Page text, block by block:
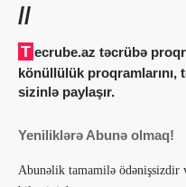
//
Tecrube.az təcrübə proqramlarını, pulsuz kursları,
könüllülük proqramlarını,
sizinlə paylaşır.
Yeniliklərə Abunə olmaq!
Abunəlik tamamilə ödənişsizdir